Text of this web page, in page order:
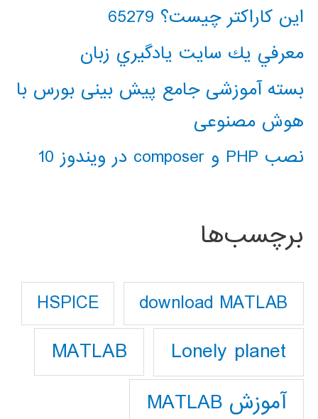
این کاراکتر چیست؟ 65279
معرفي يك سايت يادگيري زبان
بسته آموزشی جامع پیش بینی بورس با
هوش مصنوعی
نصب PHP و composer در ویندوز 10
برچسب‌ها
download MATLAB
HSPICE
Lonely planet
MATLAB
آموزش MATLAB